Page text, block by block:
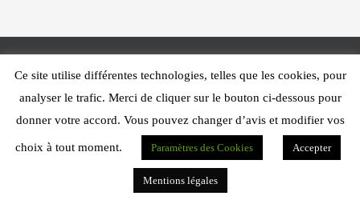
Web Design - PFS Concept Toulon - © 2025
Fonctionne avec Nirvana WordPress.
Ce site utilise différentes technologies, telles que les cookies, pour
analyser le trafic. Merci de cliquer sur le bouton ci-dessous pour
donner votre accord. Vous pouvez changer d’avis et modifier vos
choix à tout moment. Paramètres des Cookies Accepter
Mentions légales